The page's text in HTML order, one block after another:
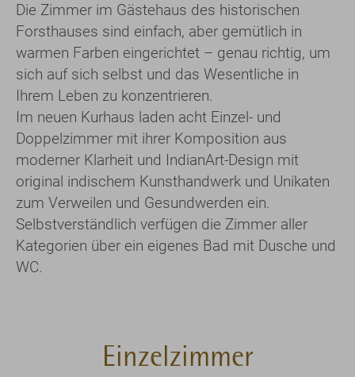
Die Zimmer im Gästehaus des historischen
Forsthauses sind einfach, aber gemütlich in
warmen Farben eingerichtet – genau richtig, um
sich auf sich selbst und das Wesentliche in
Ihrem Leben zu konzentrieren.
Im neuen Kurhaus laden acht Einzel- und
Doppelzimmer mit ihrer Komposition aus
moderner Klarheit und IndianArt-Design mit
original indischem Kunsthandwerk und Unikaten
zum Verweilen und Gesundwerden ein.
Selbstverständlich verfügen die Zimmer aller
Kategorien über ein eigenes Bad mit Dusche und
WC.
Einzelzimmer